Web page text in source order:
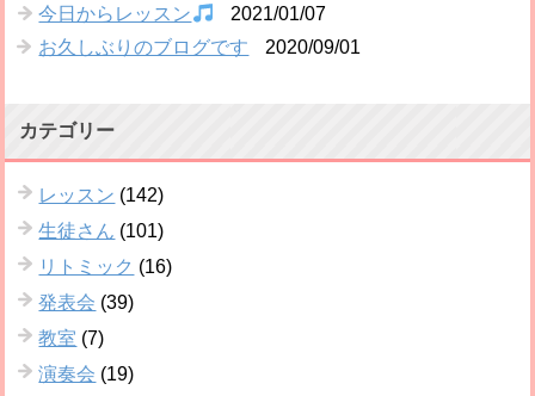
今日からレッスン
2021/01/07
お久しぶりのブログです
2020/09/01
カテゴリー
レッスン (142)
生徒さん (101)
リトミック (16)
発表会 (39)
教室 (7)
演奏会 (19)